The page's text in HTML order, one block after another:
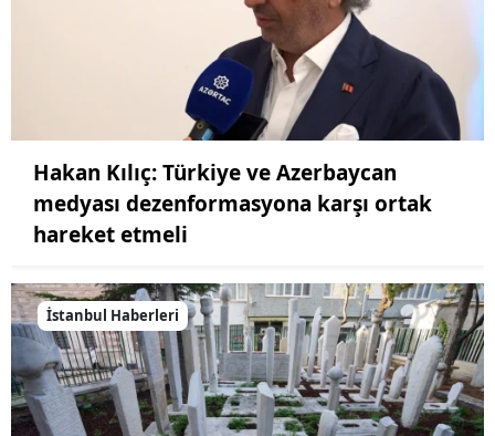
Hakan Kılıç: Türkiye ve Azerbaycan
medyası dezenformasyona karşı ortak
hareket etmeli
İstanbul Haberleri